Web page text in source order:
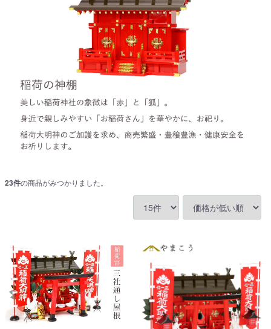
23件の商品がみつかりました。